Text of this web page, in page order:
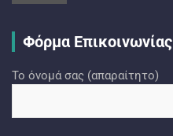
Φόρμα Επικοινωνίας
Το όνομά σας (απαραίτητο)